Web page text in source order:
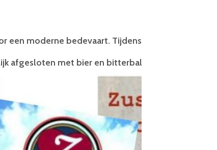
een moderne bedevaart. Tijdens deze bedevaart
afgesloten met bier en bitterballen in De Hooghe